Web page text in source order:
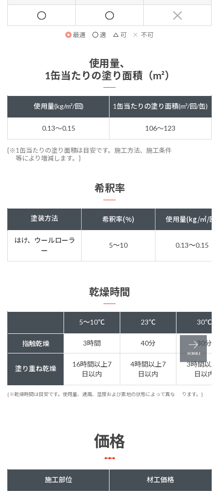
最適 適 可 不可
使用量、
1缶当たりの塗り面積（m²）
使用量(kg/m²/回) 1缶当たりの塗り面積(m²/回/缶)
0.13～0.15 106～123
{※1缶当たりの塗り面積は目安です。施工方法、施工条件
等により増減します。}
希釈率
塗装方法 希釈率(%) 使用量(kg/㎡/回)
はけ、ウールローラ
ー
5～10 0.13～0.15
乾燥時間
5～10℃ 23℃ 30℃
指触乾燥 3時間 40分 30分
塗り重ね乾燥
16時間以上7
日以内
4時間以上7
日以内
3時間以
日以内
{※乾燥時間は目安です。使用量、通風、湿度および素地の状態によって異な ります。}
価格
施工部位 材工価格